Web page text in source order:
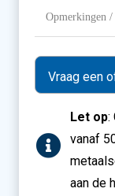
Extra
info
Let op:
vanaf
aan de